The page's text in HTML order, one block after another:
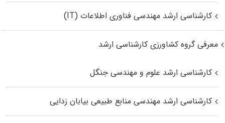
کارشناسی ارشد مهندسی فناوری اطلاعات (IT)
معرفی گروه کشاورزی کارشناسی ارشد
کارشناسی ارشد علوم و مهندسی جنگل
کارشناسی ارشد مهندسی منابع طبیعی بیابان زدایی